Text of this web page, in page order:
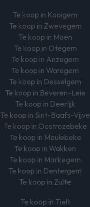
Te koop in Kooigem
Te koop in Zwevegem
Te koop in Moen
Te koop in Otegem
Te koop in Anzegem
Te koop in Waregem
Te koop in Desselgem
Te koop in Beveren-Leie
Te koop in Deerlijk
Te koop in Sint-Baafs-Vijve
Te koop in Oostrozebeke
Te koop in Meulebeke
Te koop in Wakken
Te koop in Markegem
Te koop in Dentergem
Te koop in Zulte
Te koop in Tielt